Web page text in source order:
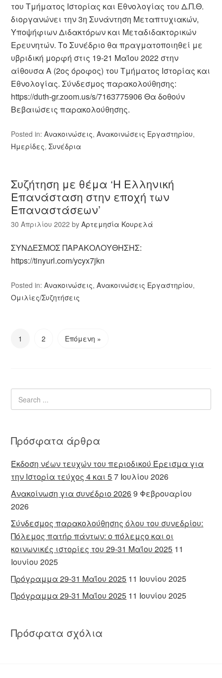
του Τμήματος Ιστορίας και Εθνολογίας του Δ.Π.Θ.
διοργανώνει την 3η Συνάντηση Μεταπτυχιακών,
Υποψήφιων Διδακτόρων και Μεταδιδακτορικών
Ερευνητών. Το Συνέδριο θα πραγματοποιηθεί με
υβριδική μορφή στις 19-21 Μαΐου 2022 στην
αίθουσα Α (2ος όροφος) του Τμήματος Ιστορίας και
Εθνολογίας. Σύνδεσμος παρακολούθησης:
https://duth-gr.zoom.us/s/7163775906 Θα δοθούν
Βεβαιώσεις παρακολούθησης.
Posted in:Ανακοινώσεις,Ανακοινώσεις Εργαστηρίου,
Ημερίδες,Συνέδρια
Συζήτηση με θέμα ‘Η Ελληνική
Επανάσταση στην εποχή των
Επαναστάσεων’
30 Απριλίου 2022 byΑρτεμησία Κουρελά
ΣΥΝΔΕΣΜΟΣ ΠΑΡΑΚΟΛΟΥΘΗΣΗΣ:
https://tinyurl.com/ycyx7jkn
Posted in:Ανακοινώσεις,Ανακοινώσεις Εργαστηρίου,
Ομιλίες/Συζητήσεις
1 2 Επόμενη »
Πρόσφατα άρθρα
Έκδοση νέων τευχών του περιοδικού Έρεισμα για
την Ιστορία τεύχος 4 και 57 Ιουλίου 2026
Ανακοίνωση για συνέδριο 20269 Φεβρουαρίου
2026
Σύνδεσμος παρακολούθησης όλου του συνεδρίου:
Πόλεμος πατήρ πάντων: ο πόλεμςο και οι
κοινωνικές ιστορίες του 29-31 Μαΐου 2025 11
Ιουνίου 2025
Πρόγραμμα 29-31 Μαΐου 2025 11 Ιουνίου 2025
Πρόγραμμα 29-31 Μαΐου 2025 11 Ιουνίου 2025
Πρόσφατα σχόλια